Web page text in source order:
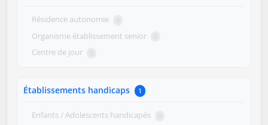
Résidence autonomie 0
Organisme établissement senior 0
Centre de jour 0
Établissements handicaps 1
Enfants / Adolescents handicapés 0